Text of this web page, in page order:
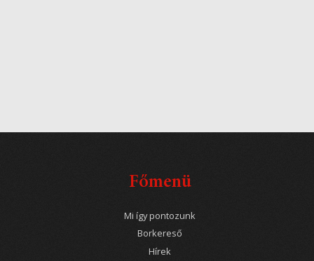
Főmenü
Mi így pontozunk
Borkereső
Hírek